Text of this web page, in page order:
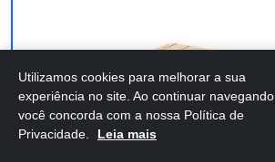
Utilizamos cookies para melhorar a sua
experiência no site. Ao continuar navegando,
você concorda com a nossa Política de
Privacidade.
Leia mais